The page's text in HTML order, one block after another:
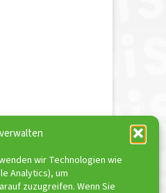
wir Technologien wie
Analytics), um
zuzugreifen. Wenn Sie